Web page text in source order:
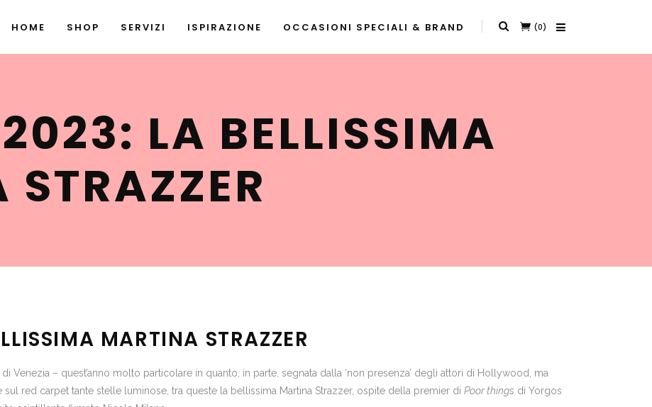
HOME SHOP SERVIZI ISPIRAZIONE OCCASIONI SPECIALI & BRAND (0)
LA BELLISSIMA
MARTINA STRAZZER
Venezia – quest’anno molto particolare in quanto, in parte, segnata dalla ‘non presenza’ degli attori di Hollywood, ma
red carpet tante stelle luminose, tra queste la bellissima Martina Strazzer, ospite della premier di Poor things di Yorgos